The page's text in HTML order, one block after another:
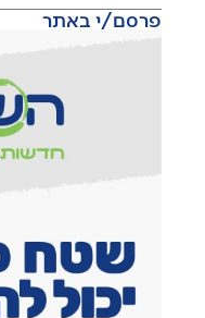
פרסם/י באתר